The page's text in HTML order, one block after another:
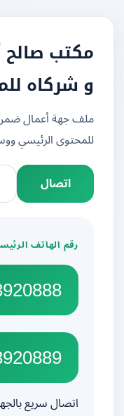
مكتب صالح
و شركاه
ملف جهة أعمال ضمن
للمحتوى الرئيسي
اتصال
رقم الهاتف الرئيسي
23920888
23920889
اتصال سريع بالجهة